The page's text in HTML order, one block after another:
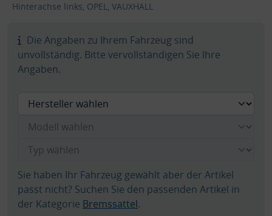
Hinterachse links, OPEL, VAUXHALL
Die Angaben zu Ihrem Fahrzeug sind
unvollständig. Bitte vervollständigen Sie Ihre
Angaben.
Sie haben Ihr Fahrzeug gewählt aber der Artikel
passt nicht? Suchen Sie den passenden Artikel in
der Kategorie Bremssattel.